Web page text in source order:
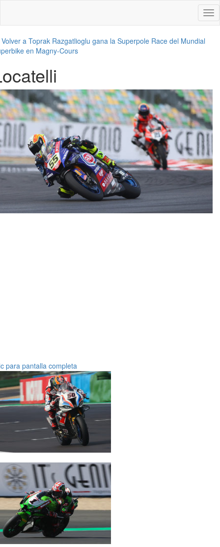
Volver a Toprak Razgatlioglu gana la Superpole Race del Mundial
en Magny-Cours
para pantalla completa